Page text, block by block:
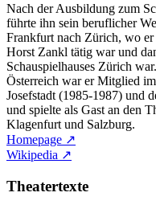
Nach der Ausbildung zum
führte ihn sein beruflicher
Frankfurt nach Zürich, wo er
Horst Zankl tätig war und
Schauspielhauses Zürich
Österreich war er Mitglied
Josefstadt (1985-1987) und
und spielte als Gast an den
Klagenfurt und Salzburg.
Homepage ↗
Wikipedia ↗
Theatertexte